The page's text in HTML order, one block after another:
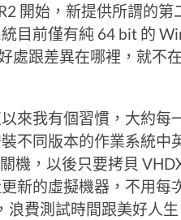
開始，新提供所謂的
目前僅有純 64 bit 的
處跟差異在哪裡，就不
來我有個習慣，大約每
不同版本的作業系統
機，以後只要拷貝
新的虛擬機器，不用
浪費測試時間跟美好人